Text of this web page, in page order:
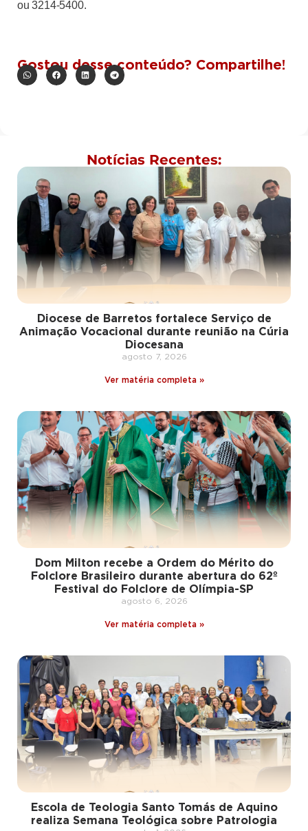
ou 3214-5400.
Gostou desse conteúdo? Compartilhe!
Notícias Recentes:
Diocese de Barretos fortalece Serviço de
Animação Vocacional durante reunião na Cúria
Diocesana
agosto 7, 2026
Ver matéria completa »
Dom Milton recebe a Ordem do Mérito do
Folclore Brasileiro durante abertura do 62º
Festival do Folclore de Olímpia-SP
agosto 6, 2026
Ver matéria completa »
Escola de Teologia Santo Tomás de Aquino
realiza Semana Teológica sobre Patrologia